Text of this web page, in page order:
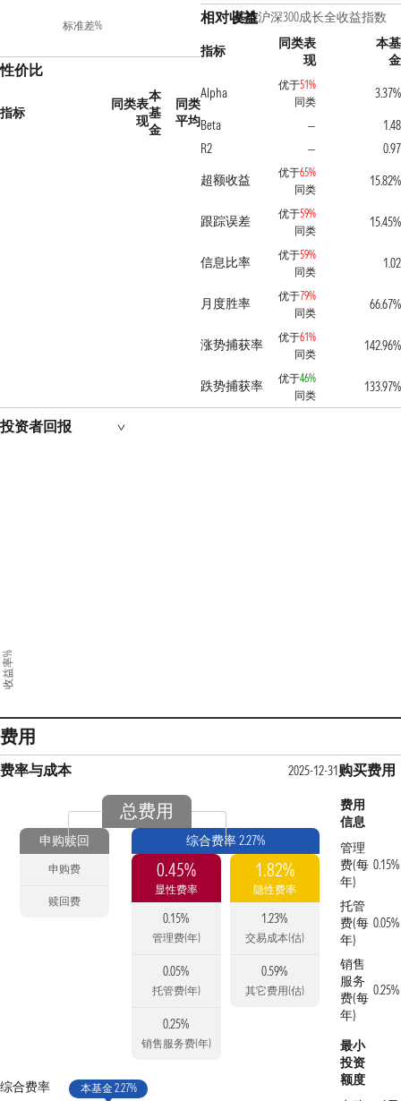
标准差%
性价比
指标
同类表
现
本
基
金
同类
平均
相对收益
基准沪深300成长全收益指数
指标
同类表
现
本基
金
Alpha
优于51%
同类
3.37%
Beta
—
1.48
R2
—
0.97
超额收益
优于65%
同类
15.82%
跟踪误差 优于59%
同类
15.45%
信息比率 优于59%
同类
1.02
月度胜率 优于79%
同类
66.67%
涨势捕获率 优于61%
同类
142.96%
跌势捕获率 优于46%
同类
133.97%
投资者回报
收益率%
费用
费率与成本 2025-12-31
总费用
申购赎回
申购费
赎回费
综合费率 2.27%
0.45%
显性费率
0.15%
管理费(年)
0.05%
托管费(年)
0.25%
销售服务费(年)
1.82%
隐性费率
1.23%
交易成本(估)
0.59%
其它费用(估)
综合费率 本基金 2.27%
购买费用
费用
信息
管理
费(每
年)
0.15%
托管
费(每
年)
0.05%
销售
服务
费(每
年)
0.25%
最小
投资
额度